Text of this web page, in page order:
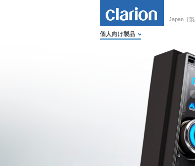
Japan［製
個人向け製品